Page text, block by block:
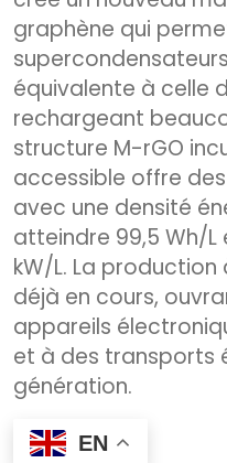
graphène qui
équivalente à celle
rechargeant
structure M-rGO
accessible offre
avec une densité
atteindre 99,5 Wh/L
kW/L. La
déjà en cours,
appareils
et à des transports
génération.
EN